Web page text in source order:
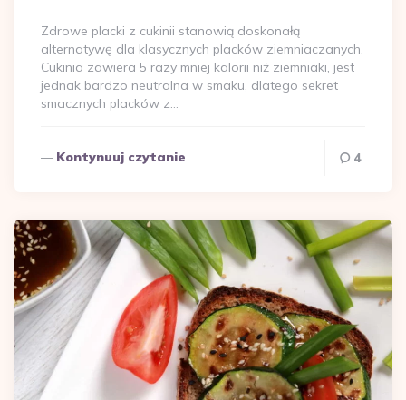
Zdrowe placki z cukinii stanowią doskonałą
alternatywę dla klasycznych placków ziemniaczanych.
Cukinia zawiera 5 razy mniej kalorii niż ziemniaki, jest
jednak bardzo neutralna w smaku, dlatego sekret
smacznych placków z…
Kontynuuj czytanie 4